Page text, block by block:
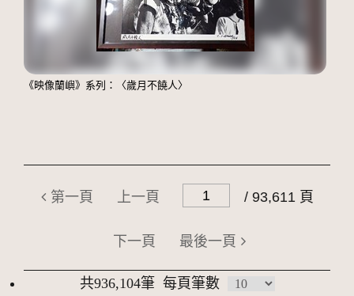
《映像蘭嶼》系列：〈歲月不饒人〉
第一頁 上一頁 / 93,611 頁
下一頁 最後一頁
共936,104筆 每頁筆數